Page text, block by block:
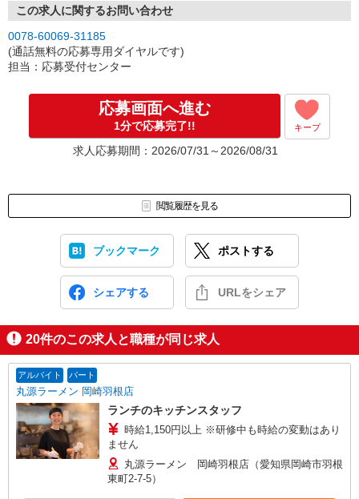
最短翌日面接も！面接は30分程度。
友達同士の応募もOK！
(店舗NO.110365)
この求人に関するお問い合わせ
0078-60069-31185
(通話無料の応募専用ダイヤルです)
担当：応募受付センター
応募画面へ進む
1分で応募完了!! キープ
求人応募期間：2026/07/31～2026/08/31
閲覧履歴を見る
ブックマーク ポストする
シェアする URLをシェア
20件のこの求人と職種が同じ求人
アルバイト パート
丸源ラーメン 岡崎羽根店
ランチのキッチンスタッフ
時給1,150円以上 ※研修中も時給の変動はあり
ません
丸源ラーメン 岡崎羽根店（愛知県岡崎市羽根
東町2-7-5）